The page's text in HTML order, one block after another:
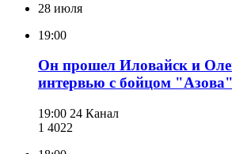
28 июля
19:00
Он прошел Иловайск и
интервью с бойцом
19:00 24 Канал
1 4022